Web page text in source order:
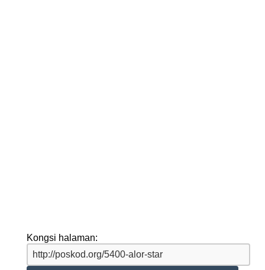
Kongsi halaman: